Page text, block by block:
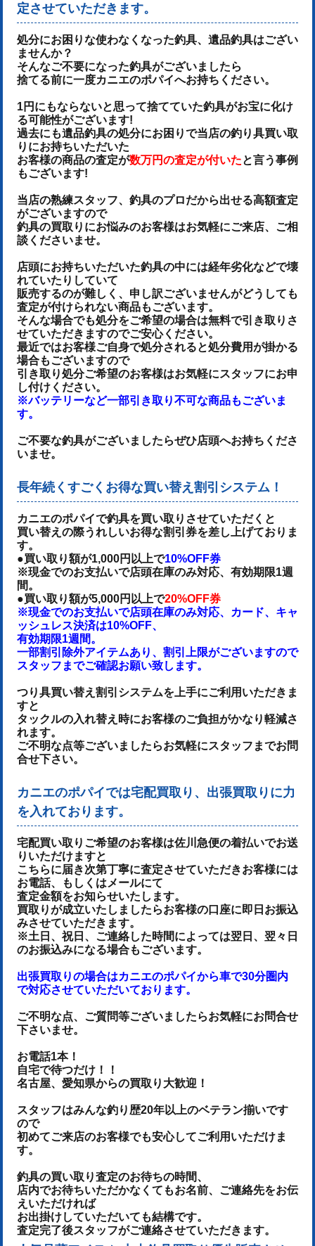
定させていただきます。
処分にお困りな使わなくなった釣具、遺品釣具はござい
ませんか？
そんなご不要になった釣具がございましたら
捨てる前に一度カニエのポパイへお持ちください。
1円にもならないと思って捨てていた釣具がお宝に化け
る可能性がございます!
過去にも遺品釣具の処分にお困りで当店の釣り具買い取
りにお持ちいただいた
お客様の商品の査定が数万円の査定が付いたと言う事例
もございます!
当店の熟練スタッフ、釣具のプロだから出せる高額査定
がございますので
釣具の買取りにお悩みのお客様はお気軽にご来店、ご相
談くださいませ。
店頭にお持ちいただいた釣具の中には経年劣化などで壊
れていたりしていて
販売するのが難しく、申し訳ございませんがどうしても
査定が付けられない商品もございます。
そんな場合でも処分をご希望の場合は無料で引き取りさ
せていただきますのでご安心ください。
最近ではお客様ご自身で処分されると処分費用が掛かる
場合もございますので
引き取り処分ご希望のお客様はお気軽にスタッフにお申
し付けください。
※バッテリーなど一部引き取り不可な商品もございま
す。
ご不要な釣具がございましたらぜひ店頭へお持ちくださ
いませ。
長年続くすごくお得な買い替え割引システム！
カニエのポパイで釣具を買い取りさせていただくと
買い替えの際うれしいお得な割引券を差し上げておりま
す。
●買い取り額が1,000円以上で10%OFF券
※現金でのお支払いで店頭在庫のみ対応、有効期限1週
間。
●買い取り額が5,000円以上で20%OFF券
※現金でのお支払いで店頭在庫のみ対応、カード、キャ
ッシュレス決済は10%OFF、
有効期限1週間。
一部割引除外アイテムあり、割引上限がございますので
スタッフまでご確認お願い致します。
つり具買い替え割引システムを上手にご利用いただきま
すと
タックルの入れ替え時にお客様のご負担がかなり軽減さ
れます。
ご不明な点等ございましたらお気軽にスタッフまでお問
合せ下さい。
カニエのポパイでは宅配買取り、出張買取りに力
を入れております。
宅配買い取りご希望のお客様は佐川急便の着払いでお送
りいただけますと
こちらに届き次第丁寧に査定させていただきお客様には
お電話、もしくはメールにて
査定金額をお知らせいたします。
買取りが成立いたしましたらお客様の口座に即日お振込
みさせていただきます。
※土日、祝日、ご連絡した時間によっては翌日、翌々日
のお振込みになる場合もございます。
出張買取りの場合はカニエのポパイから車で30分圏内
で対応させていただいております。
ご不明な点、ご質問等ございましたらお気軽にお問合せ
下さいませ。
お電話1本！
自宅で待つだけ！！
名古屋、愛知県からの買取り大歓迎！
スタッフはみんな釣り歴20年以上のベテラン揃いです
ので
初めてご来店のお客様でも安心してご利用いただけま
す。
釣具の買い取り査定のお待ちの時間、
店内でお待ちいただかなくてもお名前、ご連絡先をお伝
えいただければ
お出掛けしていただいても結構です。
査定完了後スタッフがご連絡させていただきます。